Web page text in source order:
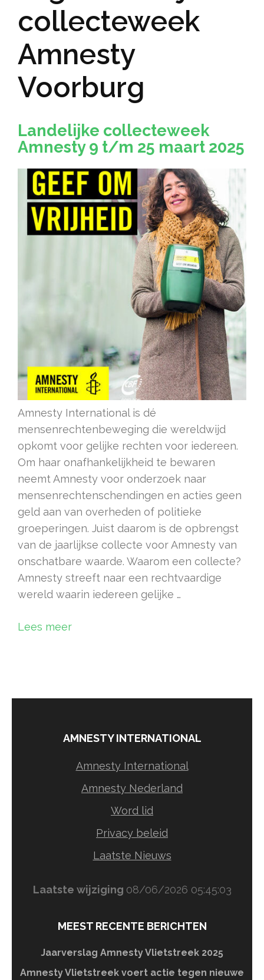
collecteweek
Amnesty
Voorburg
Landelijke collecteweek
Amnesty 9 t/m 25 maart 2025
Amnesty International is dé
mensenrechtenbeweging die wereldwijd
opkomt voor gelijke rechten voor iedereen.
Om haar onafhankelijkheid te bewaren
neemt Amnesty voor onderzoek naar
mensenrechtenschendingen en acties geen
geld aan van overheden of politieke
groeperingen. Juist daarom is de opbrengst
van de jaarlijkse collecte voor Amnesty van
onschatbare waarde. Waarom een collecte?
Amnesty streeft naar een rechtvaardige
wereld waarin iedereen gelijke …
Lees meer
AMNESTY INTERNATIONAL
Amnesty International
Amnesty Nederland
Word lid
Privacy beleid
Laatste Nieuws
Laatste wijziging 08/06/2026 05:45:03
MEEST RECENTE BERICHTEN
Jaarverslag Amnesty Vlietstreek 2025
Amnesty Vlietstreek voert actie tegen nieuwe